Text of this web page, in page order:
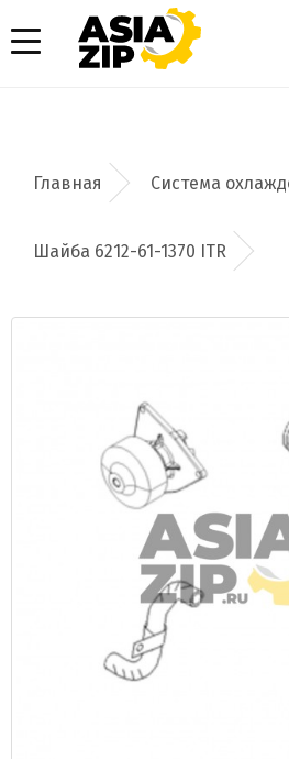
Добавить
Допустимые
Система
Шайба 6212-61-1370 ITR